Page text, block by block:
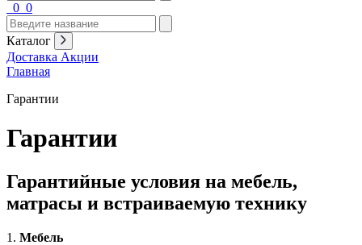
0 0
Каталог
Доставка Акции
Главная
Гарантии
Гарантии
Гарантийные условия на мебель,
матрасы и встраиваемую технику
1. Мебель